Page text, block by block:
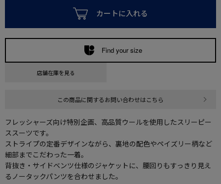
カートに入れる
Find your size
店舗在庫を見る
この商品に関するお問い合わせはこちら
フレッシャーズ向け特別企画、高品質ウールを使用したスリーピー
ススーツです。
ストライプの定番デザインながら、裏地の配色やペイズリー柄など
細部までこだわった一着。
背抜き・サイドベンツ仕様のジャケットに、腰回りもすっきり見え
るノータックパンツを合わせました。